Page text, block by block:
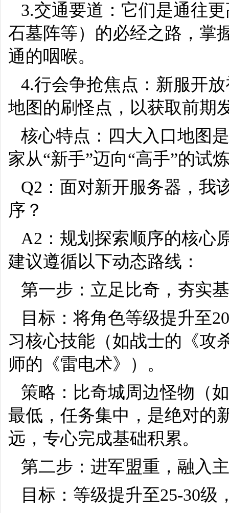
3.交通要道：它们是通往
石墓阵等）的必经之路，掌
通的咽喉。
4.行会争抢焦点：新服开
地图的刷怪点，以获取前期
核心特点：四大入口地图
家从“新手”迈向“高手”的试
Q2：面对新开服务器，我
序？
A2：规划探索顺序的核心
建议遵循以下动态路线：
第一步：立足比奇，夯实
目标：将角色等级提升至
习核心技能（如战士的《攻
师的《雷电术》）。
策略：比奇城周边怪物（
最低，任务集中，是绝对的
远，专心完成基础积累。
第二步：进军盟重，融入
目标：等级提升至25-30